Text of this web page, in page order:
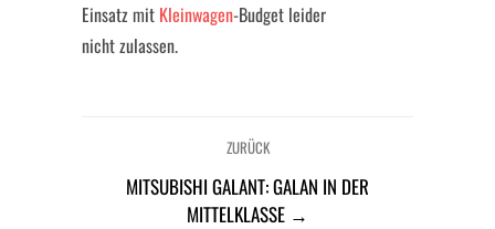
Einsatz mit Kleinwagen-Budget leider
nicht zulassen.
ZURÜCK
MITSUBISHI GALANT: GALAN IN DER
MITTELKLASSE →